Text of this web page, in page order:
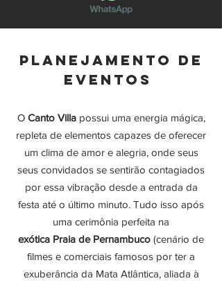
PLANEJAMENTO DE
EVENTOS
O Canto Villapossui uma energia mágica,
repleta de elementos capazes de oferecer
um clima de amor e alegria, onde seus
seus convidados se sentirão contagiados
por essa vibração desde a entrada da
festa até o último minuto. Tudo isso após
uma cerimônia perfeita na
exótica Praia de Pernambuco (cenário de
filmes e comerciais famosos por ter a
exuberância da Mata Atlântica, aliada à